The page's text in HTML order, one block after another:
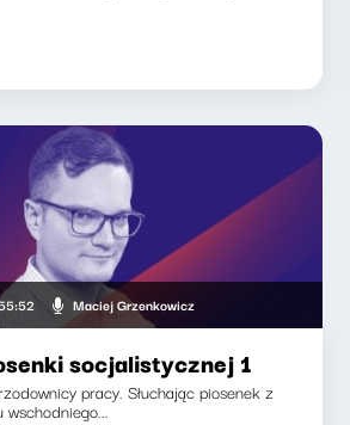
Maciej Grzenkowicz
socjalistycznej 1
pracy. Słuchając piosenek z
wschodniego...